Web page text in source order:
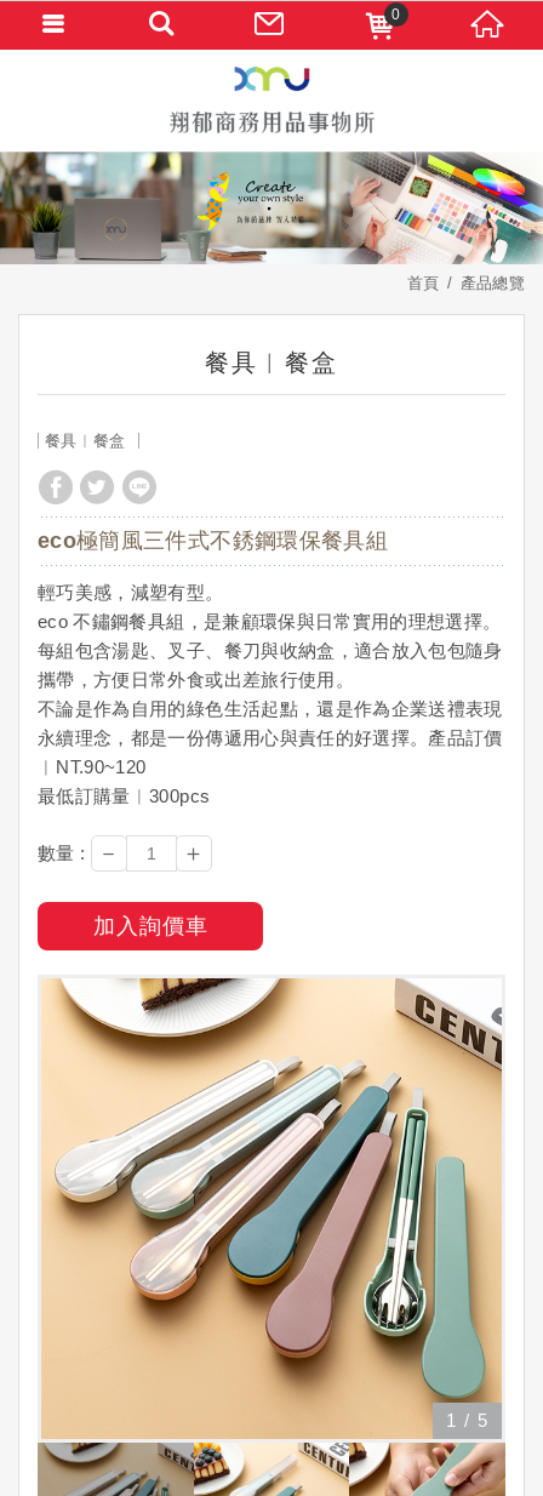
首頁 產品總覽
餐具︱餐盒
餐具︱餐盒
eco極簡風三件式不銹鋼環保餐具組
輕巧美感，減塑有型。
eco 不鏽鋼餐具組，是兼顧環保與日常實用的理想選擇。
每組包含湯匙、叉子、餐刀與收納盒，適合放入包包隨身
攜帶，方便日常外食或出差旅行使用。
不論是作為自用的綠色生活起點，還是作為企業送禮表現
永續理念，都是一份傳遞用心與責任的好選擇。產品訂價
︱NT.90~120
最低訂購量︱300pcs
數量 : － ＋
加入詢價車
1 / 5
0